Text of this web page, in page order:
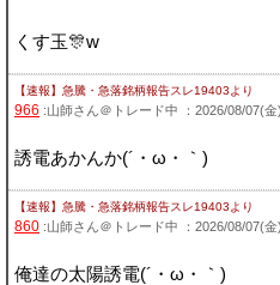
くす玉🎊w
【速報】急騰・急落銘柄報告スレ19403 より
966 :山師さん＠トレード中 ：2026/08/07(金)
誘電あかんか(´・ω・｀)
【速報】急騰・急落銘柄報告スレ19403 より
860 :山師さん＠トレード中 ：2026/08/07(金)
俺達の太陽誘電(´・ω・｀)